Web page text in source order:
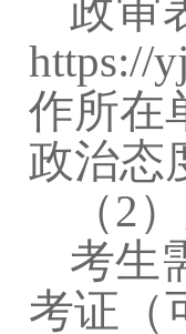
政审
https://
作所在
政治态
（2
考生
考证（